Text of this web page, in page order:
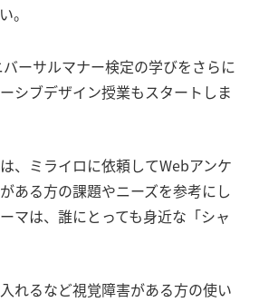
。
ーサルマナー検定の学びをさらに
シブデザイン授業もスタートしま
、ミライロに依頼してWebアンケ
ある方の課題やニーズを参考にし
マは、誰にとっても身近な「シャ
れるなど視覚障害がある方の使い